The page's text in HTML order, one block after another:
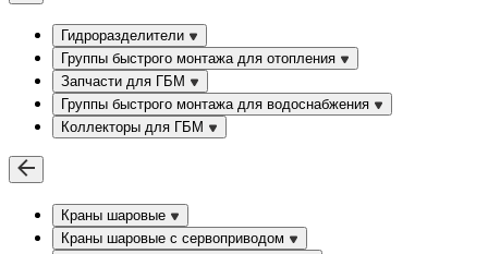
Гидроразделители
Группы быстрого монтажа для отопления
Запчасти для ГБМ
Группы быстрого монтажа для водоснабжения
Коллекторы для ГБМ
Краны шаровые
Краны шаровые с сервоприводом